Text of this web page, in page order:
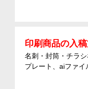
印刷商品の入
名刺・封筒・チラ
プレート、aiファイ